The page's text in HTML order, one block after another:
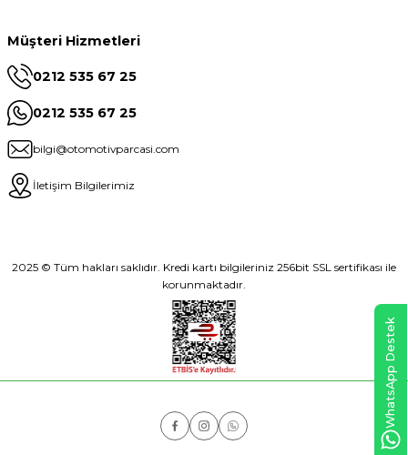
Müşteri Hizmetleri
0212 535 67 25
0212 535 67 25
bilgi@otomotivparcasi.com
İletişim Bilgilerimiz
2025 © Tüm hakları saklıdır. Kredi kartı bilgileriniz 256bit SSL sertifikası ile
korunmaktadır.
WhatsApp Destek